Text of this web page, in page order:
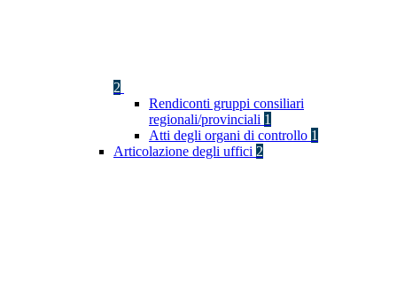
2
Rendiconti gruppi consiliari
regionali/provinciali 1
Atti degli organi di controllo 1
Articolazione degli uffici 2